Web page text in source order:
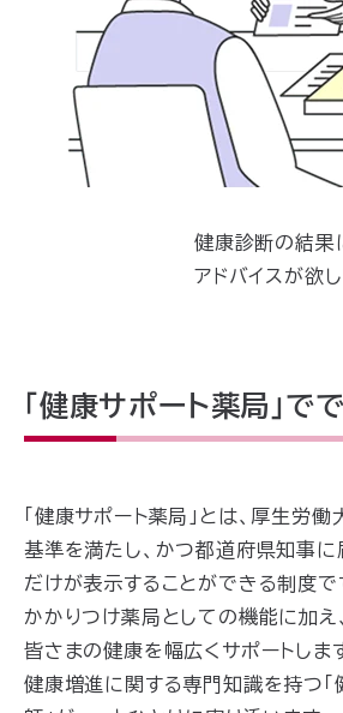
健康診断の結果
アドバイスが欲
「健康サポート薬局」で
「健康サポート薬局」とは、厚生労
基準を満たし、かつ都道府県知事
だけが表示することができる制度で
かかりつけ薬局としての機能に加え
皆さまの健康を幅広くサポートしま
健康増進に関する専門知識を持つ「